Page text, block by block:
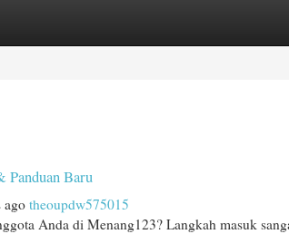
Listings
Panduan Baru
agotheoupdw575015
Anda di Menang123? Langkah masuk